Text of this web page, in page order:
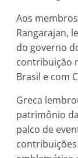
Aos
Rangarajan,
do governo
contribuição
Brasil e com
Greca
patrimônio
palco de